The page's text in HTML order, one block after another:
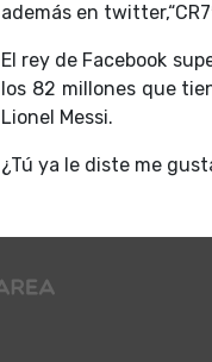
además en
El rey de Facebook
los 82 millones que
Lionel Messi.
¿Tú ya le diste me